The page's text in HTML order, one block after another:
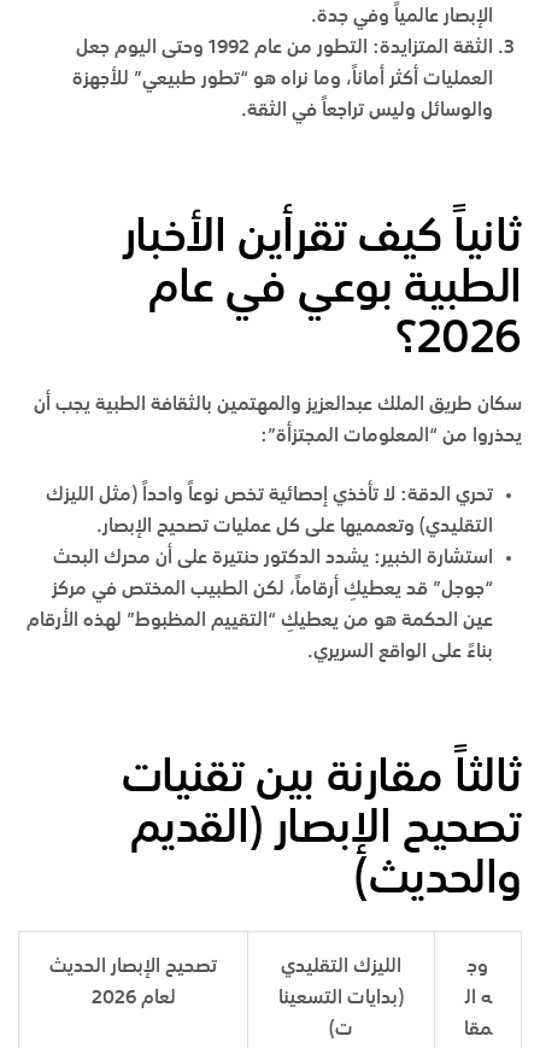
الإبصار عالمياً وفي جدة.
الثقة المتزايدة:
التطور من عام 1992 وحتى اليوم جعل
العمليات أكثر أماناً، وما نراه هو “تطور طبيعي” للأجهزة
والوسائل وليس تراجعاً في الثقة.
ثانياً كيف تقرأين الأخبار
الطبية بوعي في عام
2026؟
سكان طريق الملك عبدالعزيز والمهتمين بالثقافة الطبية يجب أن
يحذروا من “المعلومات المجتزأة”:
تحري الدقة: لا تأخذي إحصائية تخص نوعاً واحداً (مثل الليزك
التقليدي) وتعمميها على كل عمليات تصحيح الإبصار.
استشارة الخبير : يشدد الدكتور حنتيرة على أن محرك البحث
“جوجل” قد يعطيكِ أرقاماً، لكن الطبيب المختص في مركز
عين الحكمة هو من يعطيكِ “التقييم المظبوط” لهذه الأرقام
بناءً على الواقع السريري.
ثالثاً مقارنة بين تقنيات
تصحيح الإبصار (القديم
والحديث)
وج
ه ال
مقا
الليزك التقليدي
(بدايات التسعينا
ت)
تصحيح الإبصار الحديث
لعام 2026